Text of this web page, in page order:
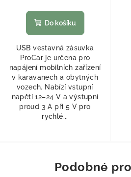
Do košíku
USB vestavná zásuvka
ProCar je určena pro
napájení mobilních zařízení
v karavanech a obytných
vozech. Nabízí vstupní
napětí 12–24 V a výstupní
proud 3 A při 5 V pro
rychlé...
Podobné